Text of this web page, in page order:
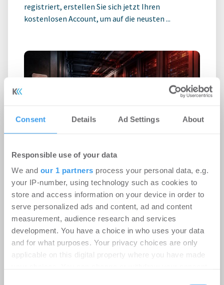
Consent Details Ad Settings About
Responsible use of your data
We and our 1 partners process your personal data, e.g.
your IP-number, using technology such as cookies to
store and access information on your device in order to
serve personalized ads and content, ad and content
measurement, audience research and services
development. You have a choice in who uses your data
and for what purposes. Your privacy choices are only
applicable on this digital property where you have made
registriert, erstellen Sie sich jetzt Ihren
kostenlosen Account, um auf die neusten ...
Rekordhitze setzt Rechenzentren
unter Druck
-31.07.2026
Anhaltende Hitze wird zum Risiko für
Rechenzentren: Steigende Außentemperaturen
und immer leistungsfähigere IT-Systeme treiben